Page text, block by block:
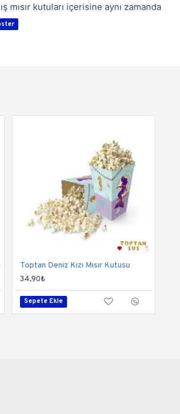
mısır kutuları içerisine aynı zamanda
Toptan Deniz Kızı Mısır Kutusu
34,90₺
Sepete Ekle